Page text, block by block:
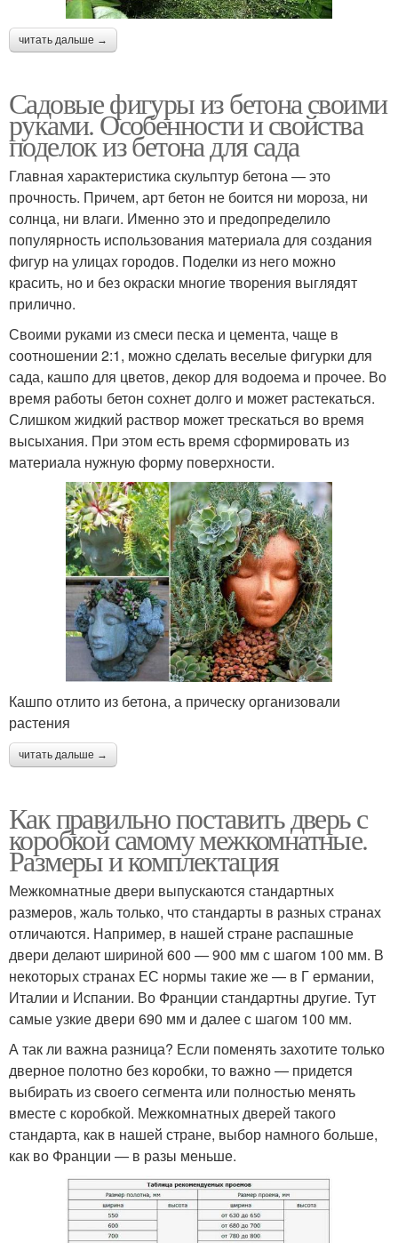
читать дальше →
Садовые фигуры из бетона своими
руками. Особенности и свойства
поделок из бетона для сада
Главная характеристика скульптур бетона — это
прочность. Причем, арт бетон не боится ни мороза, ни
солнца, ни влаги. Именно это и предопределило
популярность использования материала для создания
фигур на улицах городов. Поделки из него можно
красить, но и без окраски многие творения выглядят
прилично.
Своими руками из смеси песка и цемента, чаще в
соотношении 2:1, можно сделать веселые фигурки для
сада, кашпо для цветов, декор для водоема и прочее. Во
время работы бетон сохнет долго и может растекаться.
Слишком жидкий раствор может трескаться во время
высыхания. При этом есть время сформировать из
материала нужную форму поверхности.
Кашпо отлито из бетона, а прическу организовали
растения
читать дальше →
Как правильно поставить дверь с
коробкой самому межкомнатные.
Размеры и комплектация
Межкомнатные двери выпускаются стандартных
размеров, жаль только, что стандарты в разных странах
отличаются. Например, в нашей стране распашные
двери делают шириной 600 — 900 мм с шагом 100 мм. В
некоторых странах ЕС нормы такие же — в Г ермании,
Италии и Испании. Во Франции стандартны другие. Тут
самые узкие двери 690 мм и далее с шагом 100 мм.
А так ли важна разница? Если поменять захотите только
дверное полотно без коробки, то важно — придется
выбирать из своего сегмента или полностью менять
вместе с коробкой. Межкомнатных дверей такого
стандарта, как в нашей стране, выбор намного больше,
как во Франции — в разы меньше.